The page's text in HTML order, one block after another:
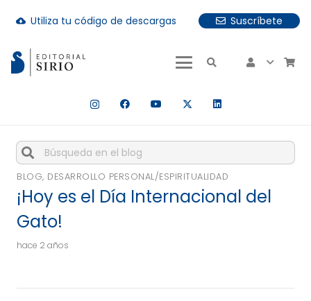
cloud_download Utiliza tu código de descargas
Suscríbete
hay resultados autocompletados, puedes utilizar las
Cuando hay resultados autocompletados, puedes
BLOG, DESARROLLO PERSONAL/ESPIRITUALIDAD
¡Hoy es el Día Internacional del
Gato!
hace 2 años